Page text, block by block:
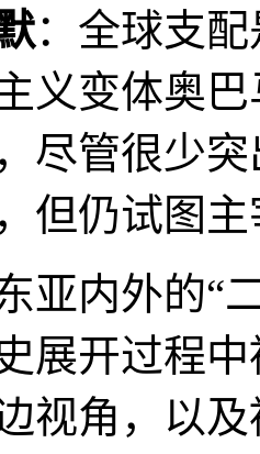
：全球支
义变体奥
尽管很少
但仍试图
亚内外的“
展开过程
视角，以